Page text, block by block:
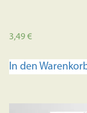
3,49€
In den